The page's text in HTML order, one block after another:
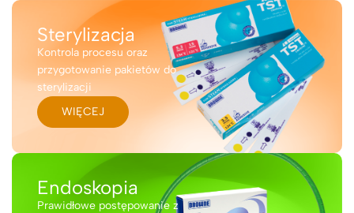
Sterylizacja
Kontrola procesu oraz
przygotowanie pakietów do
sterylizacji
WIĘCEJ
Endoskopia
Prawidłowe postępowanie z